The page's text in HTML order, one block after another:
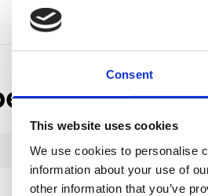
Consent
This website uses cookies
We use cookies to personalise
information about your use of
other information that you’ve
1
801029